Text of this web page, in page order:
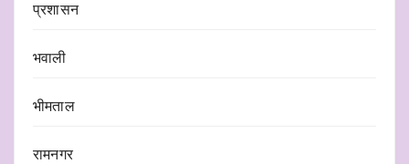
प्रशासन
भवाली
भीमताल
रामनगर